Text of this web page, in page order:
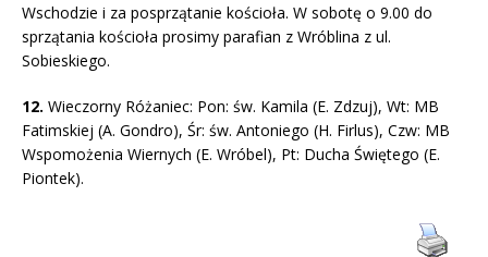
Wschodzie i za posprzątanie kościoła. W sobotę o 9.00 do
sprzątania kościoła prosimy parafian z Wróblina z ul.
Sobieskiego.
12. Wieczorny Różaniec: Pon: św. Kamila (E. Zdzuj), Wt: MB
Fatimskiej (A. Gondro), Śr: św. Antoniego (H. Firlus), Czw: MB
Wspomożenia Wiernych (E. Wróbel), Pt: Ducha Świętego (E.
Piontek).